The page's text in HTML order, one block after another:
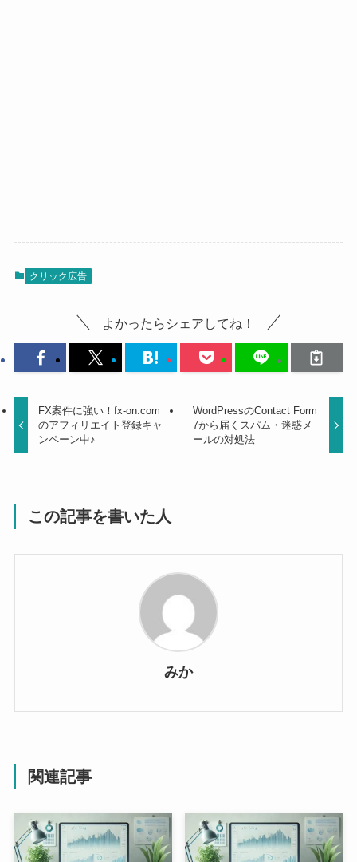
クリック広告
よかったらシェアしてね！
FX案件に強い！fx-on.com
のアフィリエイト登録キャ
ンペーン中♪
WordPressのContact Form
7から届くスパム・迷惑メ
ールの対処法
この記事を書いた人
みか
関連記事